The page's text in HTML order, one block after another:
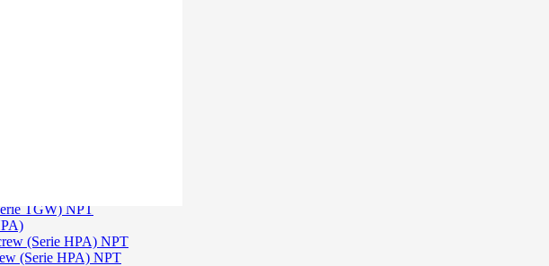
TGW) NPT
(Serie HPA) NPT
(Serie HPA) NPT